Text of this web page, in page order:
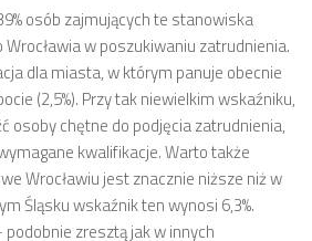
osób zajmujących te stanowiska
Wrocławia w poszukiwaniu zatrudnienia.
dla miasta, w którym panuje obecnie
(2,5%). Przy tak niewielkim wskaźniku,
osoby chętne do podjęcia zatrudnienia,
kwalifikacje. Warto także
Wrocławiu jest znacznie niższe niż w
Śląsku wskaźnik ten wynosi 6,3%.
zresztą jak w innych